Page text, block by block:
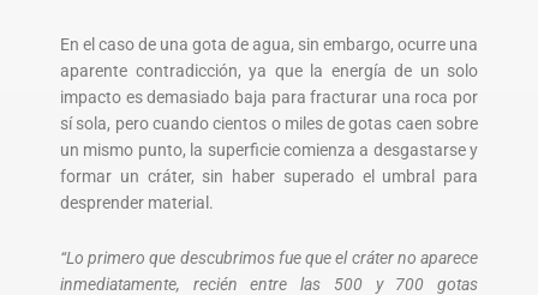
En el caso de una gota de agua, sin embargo, ocurre una
aparente contradicción, ya que la energía de un solo
impacto es demasiado baja para fracturar una roca por
sí sola, pero cuando cientos o miles de gotas caen sobre
un mismo punto, la superficie comienza a desgastarse y
formar un cráter, sin haber superado el umbral para
desprender material.
“Lo primero que descubrimos fue que el cráter no aparece
inmediatamente, recién entre las 500 y 700 gotas